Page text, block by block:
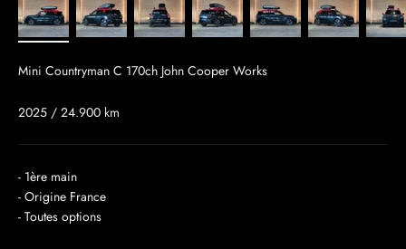
Mini Countryman C 170ch John Cooper Works
2025 / 24.900 km
- 1ère main
- Origine France
- Toutes options